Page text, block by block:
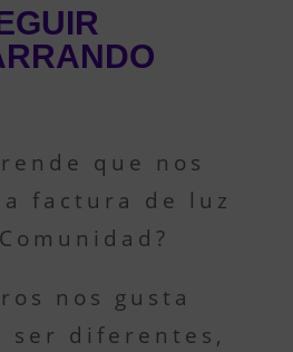
que nos
factura de luz
nos gusta
ser diferentes,